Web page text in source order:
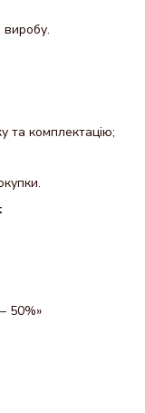
виробу.
та комплектацію;
50%»